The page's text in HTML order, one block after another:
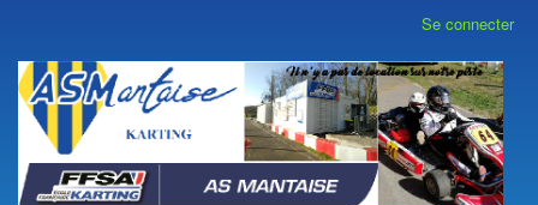
contenu
principal
compte
de
l'utilisateur
Se connecter
asm-karting.fr